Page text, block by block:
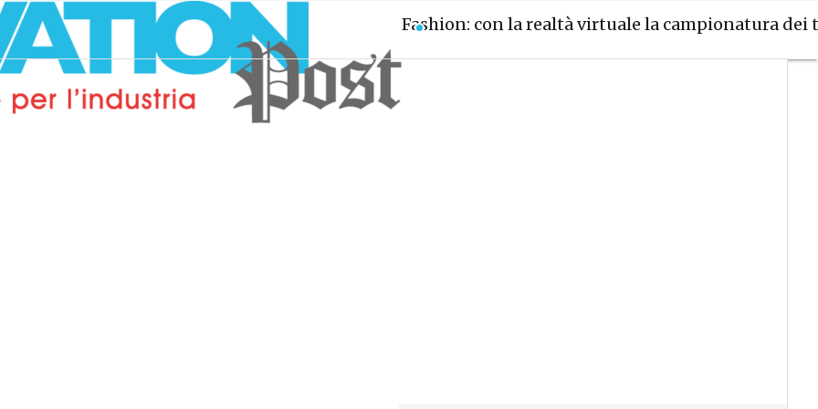
Fashion: con la realtà virtuale la campionatura